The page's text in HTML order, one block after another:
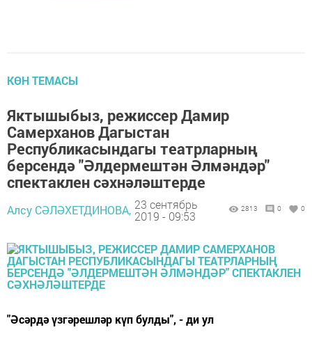
КӨН ТЕМАСЫ
Яктышыбыз, режиссер Дамир
Самерханов Дагыстан
Республикасындагы театрларның
берсендә "Әлдермештән Әлмәндәр"
спектаклен сәхнәләштерде
Алсу СӘЛӘХЕТДИНОВА, 23 сентябрь
2019 - 09:53
2813 0 0
"Әсәрдә үзгәрешләр күп булды", - ди ул